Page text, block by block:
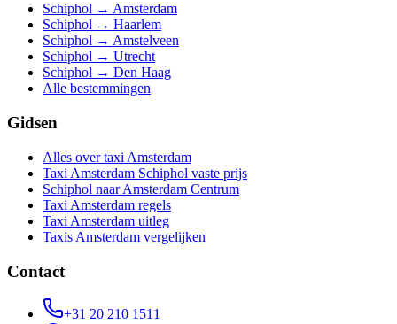
Schiphol → Amsterdam
Schiphol → Haarlem
Schiphol → Amstelveen
Schiphol → Utrecht
Schiphol → Den Haag
Alle bestemmingen
Gidsen
Alles over taxi Amsterdam
Taxi Amsterdam Schiphol vaste prijs
Schiphol naar Amsterdam Centrum
Taxi Amsterdam regels
Taxi Amsterdam uitleg
Taxis Amsterdam vergelijken
Contact
+31 20 210 1511